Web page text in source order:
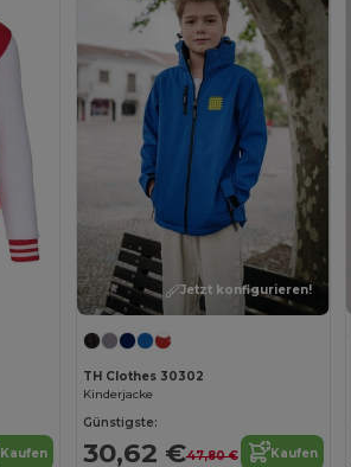
Kaufen
Jetzt konfigurieren!
TH Clothes 30302
Kinderjacke
Günstigste:
30,62 €47,80 € Kaufen